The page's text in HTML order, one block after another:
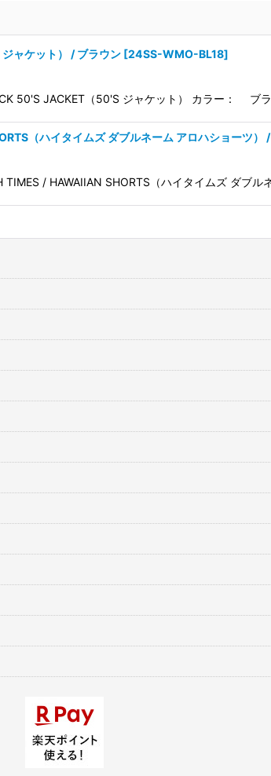
ャケット） / ブラウン [24SS-WMO-BL18]
50'S JACKET（50'S ジャケット） カラー： ブ
（ハイタイムズ ダブルネーム アロハショーツ） /
/ HAWAIIAN SHORTS（ハイタイムズ ダブル